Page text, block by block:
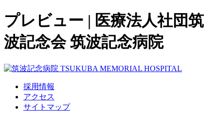
プレビュー | 医療法人社団筑
波記念会 筑波記念病院
採用情報
アクセス
サイトマップ